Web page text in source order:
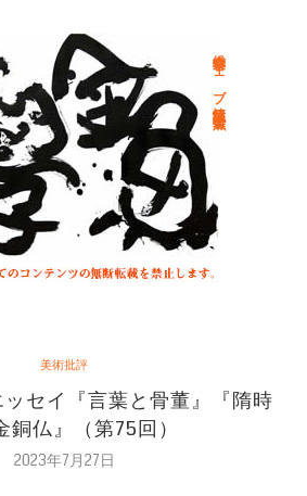
総合文学ウェブ情報誌 文学金魚
美術批評
セイ『言葉と骨董』『隋時
銅仏』（第75回）
2023年7月27日